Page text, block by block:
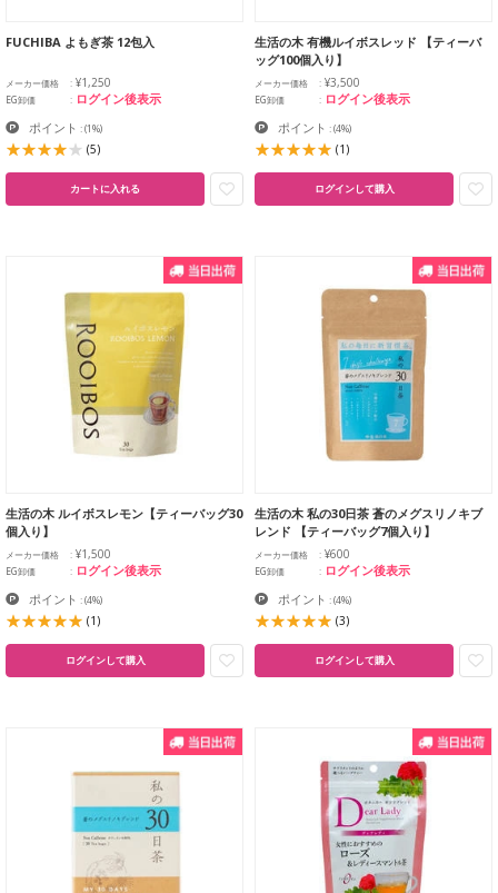
FUCHIBA よもぎ茶 12包入
メーカー価格 ¥1,250
EG卸価 ログイン後表示
ポイント :(1%)
(5)
カートに入れる
生活の木 有機ルイボスレッド 【ティーバ
ッグ100個入り】
メーカー価格 ¥3,500
EG卸価 ログイン後表示
ポイント :(4%)
(1)
ログインして購入
生活の木 ルイボスレモン【ティーバッグ30
個入り】
メーカー価格 ¥1,500
EG卸価 ログイン後表示
ポイント :(4%)
(1)
ログインして購入
生活の木 私の30日茶 蒼のメグスリノキブ
レンド 【ティーバッグ7個入り】
メーカー価格 ¥600
EG卸価 ログイン後表示
ポイント :(4%)
(3)
ログインして購入